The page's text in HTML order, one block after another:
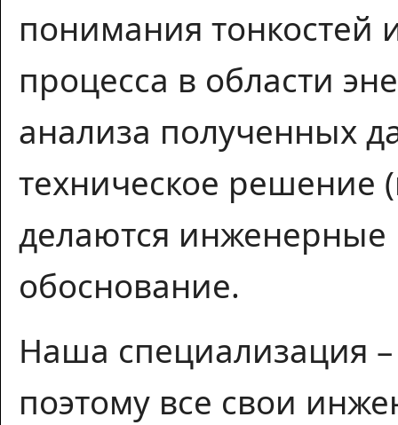
понимания тонкостей
процесса в области
анализа полученных
техническое решение
делаются инженерные
обоснование.
Наша специализация
поэтому все свои